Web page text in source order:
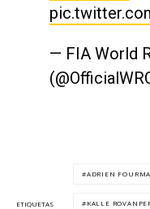
— FIA World
ETIQUETAS
ADRIEN
KALLE